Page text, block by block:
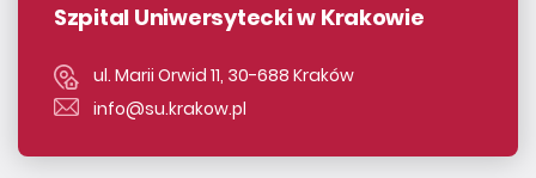
Szpital Uniwersytecki w Krakowie
ul. Marii Orwid 11, 30-688 Kraków
info@su.krakow.pl